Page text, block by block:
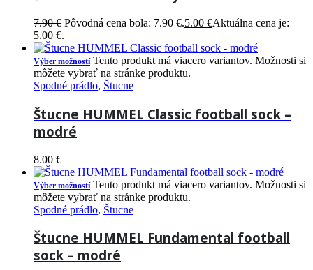
7.90€ Pôvodná cena bola: 7.90 €.5.00 €Aktuálna cena je:
5.00 €.
Výber možností Tento produkt má viacero variantov. Možnosti si
môžete vybrať na stránke produktu.
Spodné prádlo, Štucne
Štucne HUMMEL Classic football sock –
modré
8.00 €
Výber možností Tento produkt má viacero variantov. Možnosti si
môžete vybrať na stránke produktu.
Spodné prádlo, Štucne
Štucne HUMMEL Fundamental football
sock – modré